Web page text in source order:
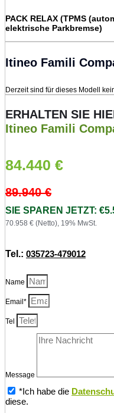
PACK RELAX (TPMS
elektrische Parkbremse)
Itineo Famili
Derzeit sind für dieses Modell
ERHALTEN SIE
Itineo Famili
84.440 €
89.940€
SIE SPAREN JETZT:
70.958 € (Netto), 19% MwSt.
Tel.: 035723-479012
Name
Email*
Tel
Message
*Ich habe die
diese.